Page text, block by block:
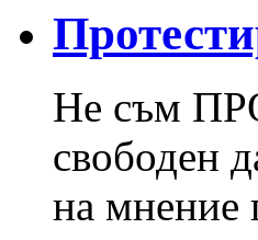
Не съм
свободен
на мнение